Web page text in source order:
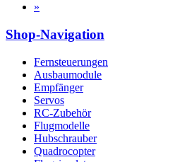
»
Shop-Navigation
Fernsteuerungen
Ausbaumodule
Empfänger
Servos
RC-Zubehör
Flugmodelle
Hubschrauber
Quadrocopter